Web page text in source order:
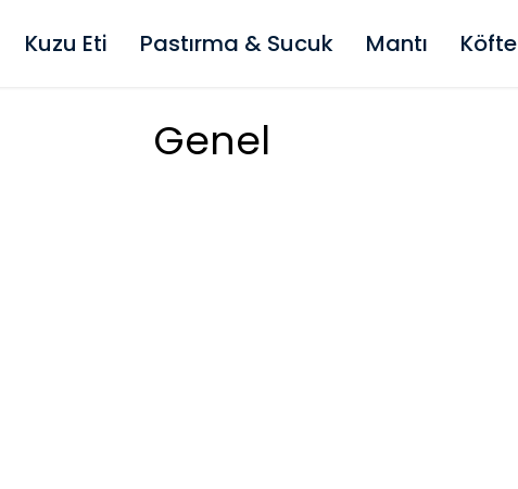
Kuzu Eti Pastırma & Sucuk Mantı Köfte
Genel